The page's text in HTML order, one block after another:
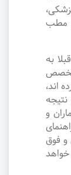
مطب
به
اند،
و
و فوق